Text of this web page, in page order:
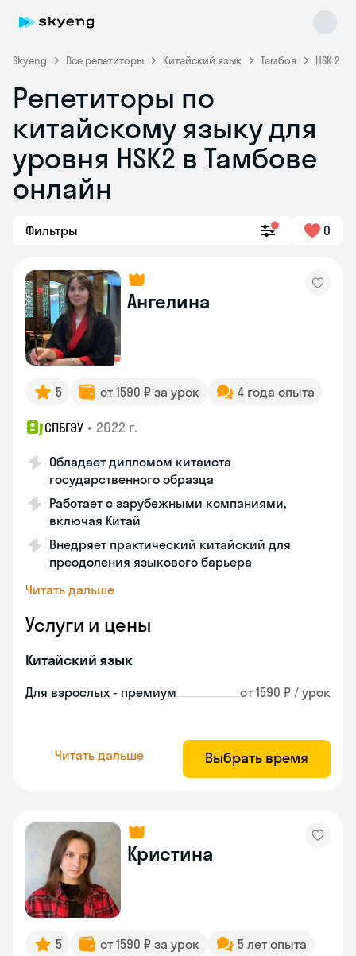
Skyeng Все репетиторы Китайский язык Тамбов HSK 2
Репетиторы по
китайскому языку для
уровня HSK2 в Тамбове
онлайн
Фильтры 0
Ангелина
5 от 1590 ₽ за урок 4 года опыта
СПБГЭУ • 2022 г.
Обладает дипломом китаиста
государственного образца
Работает с зарубежными компаниями,
включая Китай
Внедряет практический китайский для
преодоления языкового барьера
Читать дальше
Услуги и цены
Китайский язык
Для взрослых - премиум от 1590 ₽ / урок
Читать дальше Выбрать время
Кристина
5 от 1590 ₽ за урок 5 лет опыта